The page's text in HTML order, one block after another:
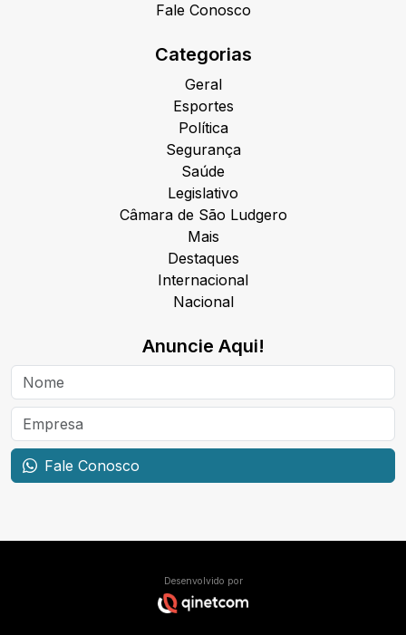
Fale Conosco
Categorias
Geral
Esportes
Política
Segurança
Saúde
Legislativo
Câmara de São Ludgero
Mais
Destaques
Internacional
Nacional
Anuncie Aqui!
Fale Conosco
Desenvolvido por